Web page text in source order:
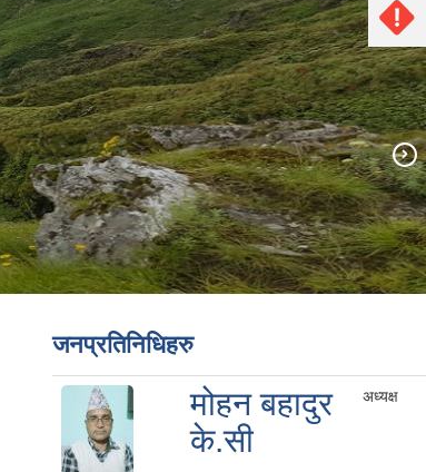
जनप्रतिनिधिहरु
मोहन बहादुर
के.सी
अध्यक्ष